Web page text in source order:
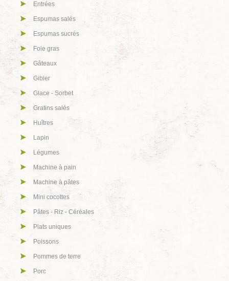
Entrées
Espumas salés
Espumas sucrés
Foie gras
Gâteaux
Gibier
Glace - Sorbet
Gratins salés
Huîtres
Lapin
Légumes
Machine à pain
Machine à pâtes
Mini cocottes
Pâtes - Riz - Céréales
Plats uniques
Poissons
Pommes de terre
Porc